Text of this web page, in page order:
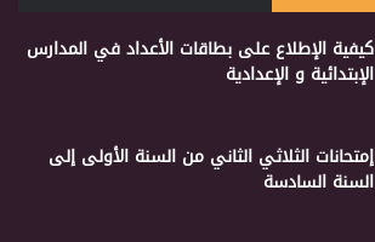
كيفية الإطلاع على بطاقات الأعداد في المدارس
الإبتدائية و الإعدادية
إمتحانات الثلاثي الثاني من السنة الأولى إلى
السنة السادسة